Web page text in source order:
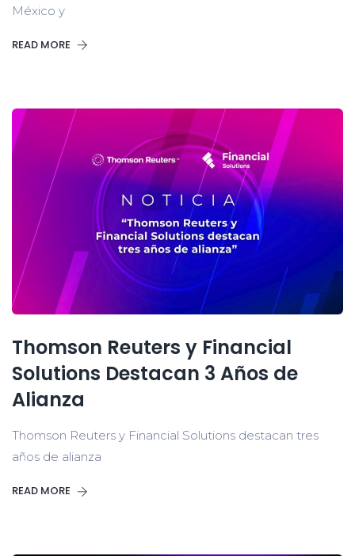
México y
READ MORE
Thomson Reuters y Financial
Solutions Destacan 3 Años de
Alianza
Thomson Reuters y Financial Solutions destacan tres
años de alianza
READ MORE